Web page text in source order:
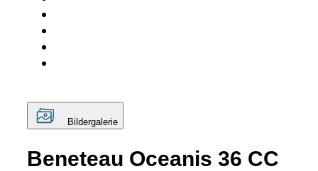
Bildergalerie
Beneteau Oceanis 36 CC